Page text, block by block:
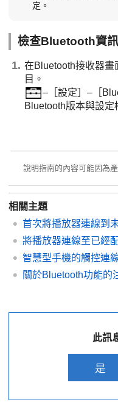
定。
檢查Bluetooth資訊
在Bluetooth接收器畫
目。
–［設定］–［
Bluetooth版本與設定
說明指南的內容可能因為
相關主題
首次將播放器連線到
將播放器連線至已經
智慧型手機的觸控連
關於Bluetooth功能的
此訊
是